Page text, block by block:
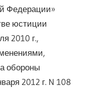
Федерации»
юстиции
2010 г.,
обороны
2012 г. N 108